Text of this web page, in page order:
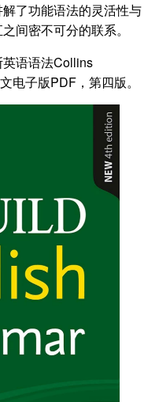
了功能语法的灵活性与
间密不可分的联系。
语语法Collins
电子版PDF，第四版。